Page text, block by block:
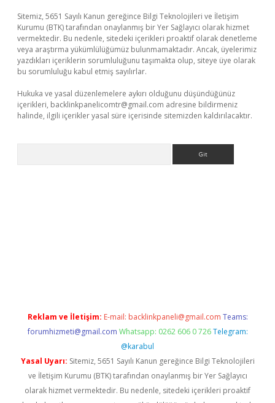
Sitemiz, 5651 Sayılı Kanun gereğince Bilgi Teknolojileri ve İletişim
Kurumu (BTK) tarafından onaylanmış bir Yer Sağlayıcı olarak hizmet
vermektedir. Bu nedenle, sitedeki içerikleri proaktif olarak denetleme
veya araştırma yükümlülüğümüz bulunmamaktadır. Ancak, üyelerimiz
yazdıkları içeriklerin sorumluluğunu taşımakta olup, siteye üye olarak
bu sorumluluğu kabul etmiş sayılırlar.
Hukuka ve yasal düzenlemelere aykırı olduğunu düşündüğünüz
içerikleri, backlinkpanelicomtr@gmail.com adresine bildirmeniz
halinde, ilgili içerikler yasal süre içerisinde sitemizden kaldırılacaktır.
Reklam ve İletişim: E-mail: backlinkpaneli@gmail.com Teams:
forumhizmeti@gmail.com Whatsapp: 0262 606 0 726 Telegram:
@karabul
Yasal Uyarı: Sitemiz, 5651 Sayılı Kanun gereğince Bilgi Teknolojileri
ve İletişim Kurumu (BTK) tarafından onaylanmış bir Yer Sağlayıcı
olarak hizmet vermektedir. Bu nedenle, sitedeki içerikleri proaktif